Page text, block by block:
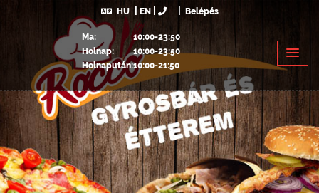
HU EN Belépés
Ma:
10:00-23:50
Holnap:
10:00-23:50
Holnapután:10:00-21:50